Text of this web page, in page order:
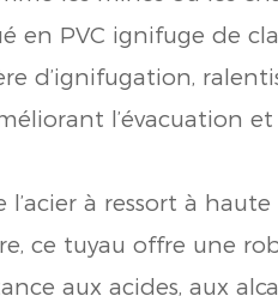
en PVC ignifuge de
d’ignifugation,
l’évacuation
à ressort à
ce tuyau offre une
aux acides, aux